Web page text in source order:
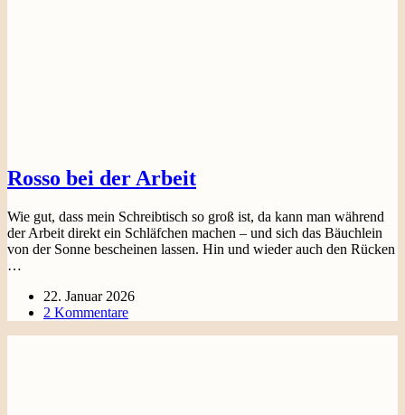
Rosso bei der Arbeit
Wie gut, dass mein Schreibtisch so groß ist, da kann man während
der Arbeit direkt ein Schläfchen machen – und sich das Bäuchlein
von der Sonne bescheinen lassen. Hin und wieder auch den Rücken
…
22. Januar 2026
2 Kommentare